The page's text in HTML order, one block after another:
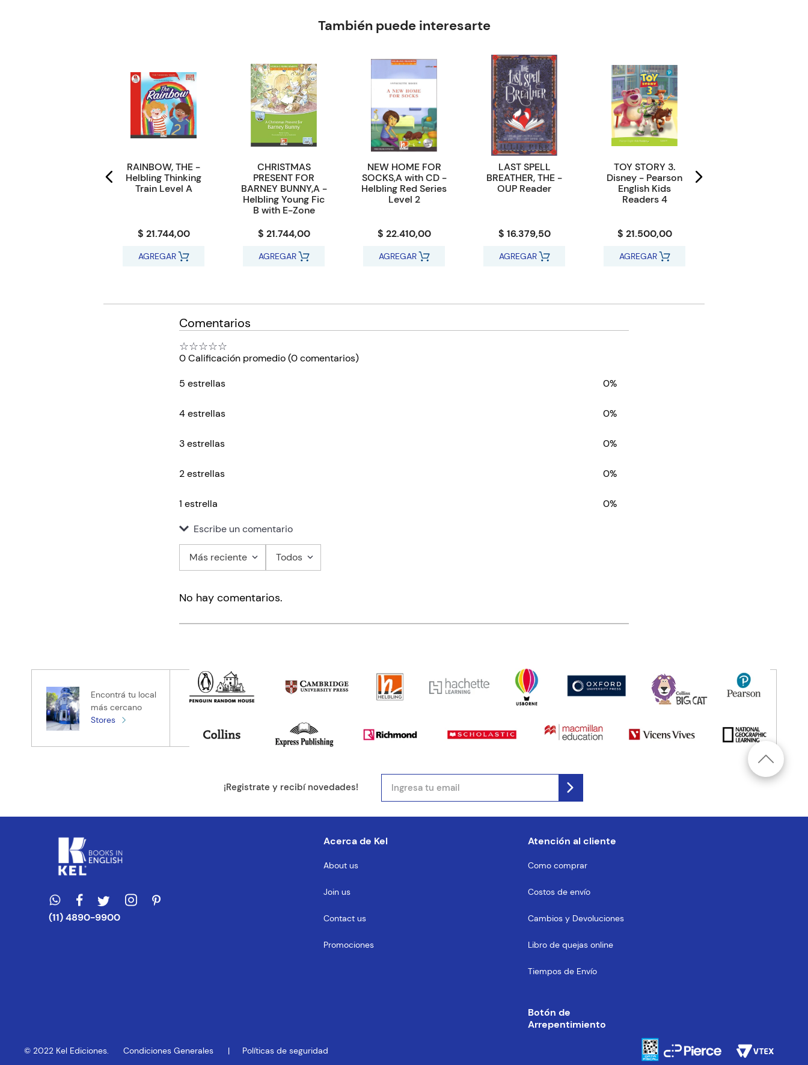
También puede interesarte
RAINBOW, THE -
Helbling Thinking
Train Level A
$ 21.744,00
AGREGAR
CHRISTMAS
PRESENT FOR
BARNEY BUNNY,A -
Helbling Young Fic
B with E-Zone
$ 21.744,00
AGREGAR
NEW HOME FOR
SOCKS,A with CD -
Helbling Red Series
Level 2
$ 22.410,00
AGREGAR
LAST SPELL
BREATHER, THE -
OUP Reader
$ 16.379,50
AGREGAR
TOY STORY 3.
Disney - Pearson
English Kids
Readers 4
$ 21.500,00
AGREGAR
Comentarios
☆☆☆☆☆
0 Calificación promedio(0 comentarios)
5 estrellas
0%
4 estrellas 0%
3 estrellas 0%
2 estrellas 0%
1 estrella
0%
Escribe un comentario
Título
Tu nombre
Tu ubicación
Más reciente Todos
No hay comentarios.
Encontrá tu local
más cercano
Stores
¡Registrate y recibí novedades!
(11) 4890-9900
Acerca de Kel
About us
Join us
Contact us
Promociones
Atención al cliente
Como comprar
Costos de envío
Cambios y Devoluciones
Libro de quejas online
Tiempos de Envío
Botón de
Arrepentimiento
© 2022 Kel Ediciones. Condiciones Generales Políticas de seguridad